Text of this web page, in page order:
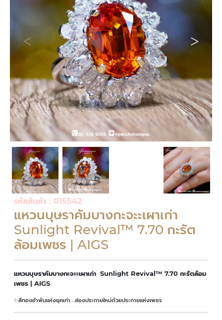
รหัสสินค้า : 015542
แหวนบุษราคัมบางกะจะะเผาเก่า
Sunlight Revival™ 7.70 กะรัต
ล้อมเพชร | AIGS
แหวนบุษราคัมบางกะจะะเผาเก่า Sunlight Revival™ 7.70 กะรัตล้อม
เพชร | AIGS
✨สีทองอำพันแห่งยุคเก่า...ส่องประกายใหม่ด้วยประกายแห่งเพชร